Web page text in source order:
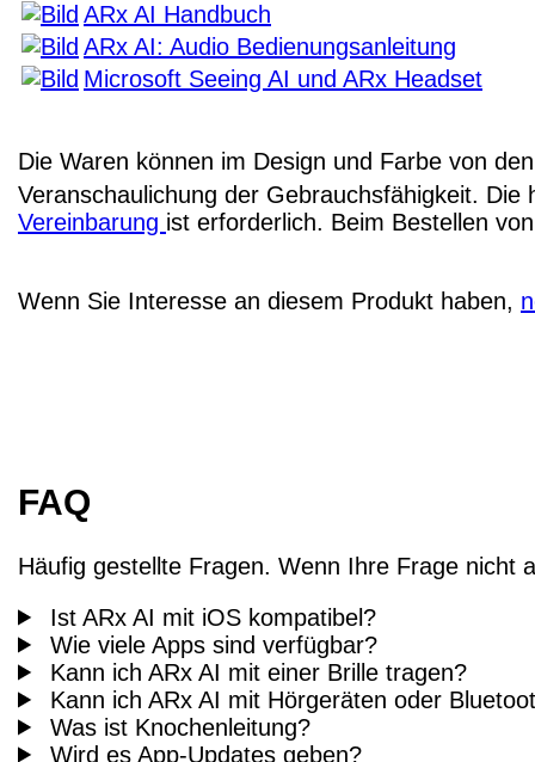
ARx AI Handbuch
ARx AI: Audio Bedienungsanleitung
Microsoft Seeing AI und ARx Headset
Die Waren können im Design und Farbe von
Veranschaulichung der Gebrauchsfähigkeit.
Vereinbarung ist erforderlich. Beim Bestellen
Wenn Sie Interesse an diesem Produkt haben,
FAQ
Häufig gestellte Fragen. Wenn Ihre Frage
Ist ARx AI mit iOS kompatibel?
Wie viele Apps sind verfügbar?
Kann ich ARx AI mit einer Brille tragen?
Kann ich ARx AI mit Hörgeräten oder
Was ist Knochenleitung?
Wird es App-Updates geben?